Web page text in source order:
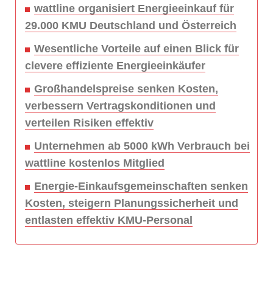
wattline organisiert Energieeinkauf für
29.000 KMU Deutschland und Österreich
Wesentliche Vorteile auf einen Blick für
clevere effiziente Energieeinkäufer
Großhandelspreise senken Kosten,
verbessern Vertragskonditionen und
verteilen Risiken effektiv
Unternehmen ab 5000 kWh Verbrauch bei
wattline kostenlos Mitglied
Energie-Einkaufsgemeinschaften senken
Kosten, steigern Planungssicherheit und
entlasten effektiv KMU-Personal